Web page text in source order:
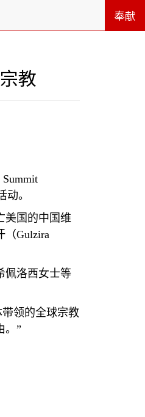
奉献
教
Summit
。
美国的中国维
（Gulzira
佩洛西女士等
领的全球宗教
”